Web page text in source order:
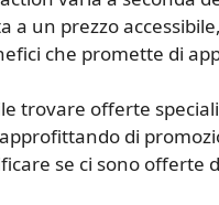
a un prezzo
che promette di
trovare offerte
di
se ci sono offerte